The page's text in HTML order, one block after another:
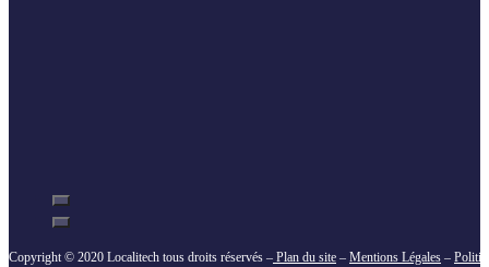
Copyright © 2020 Localitech tous droits réservés – Plan du site – Mentions Légales –